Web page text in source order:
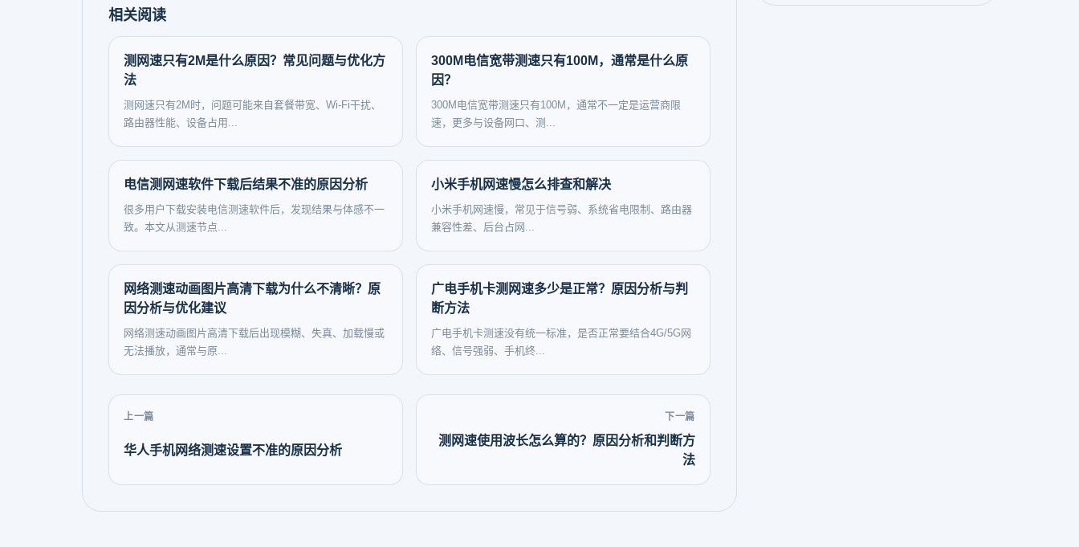
相关阅读
测网速只有2M是什么原因？常见问题与优化方
法
测网速只有2M时，问题可能来自套餐带宽、Wi-Fi干扰、
路由器性能、设备占用...
300M电信宽带测速只有100M，通常是什么原
因？
300M电信宽带测速只有100M，通常不一定是运营商限
速，更多与设备网口、测...
电信测网速软件下载后结果不准的原因分析
很多用户下载安装电信测速软件后，发现结果与体感不一
致。本文从测速节点...
小米手机网速慢怎么排查和解决
小米手机网速慢，常见于信号弱、系统省电限制、路由器
兼容性差、后台占网...
网络测速动画图片高清下载为什么不清晰？原
因分析与优化建议
网络测速动画图片高清下载后出现模糊、失真、加载慢或
无法播放，通常与原...
广电手机卡测网速多少是正常？原因分析与判
断方法
广电手机卡测速没有统一标准，是否正常要结合4G/5G网
络、信号强弱、手机终...
上一篇
华人手机网络测速设置不准的原因分析
下一篇
测网速使用波长怎么算的？原因分析和判断方
法